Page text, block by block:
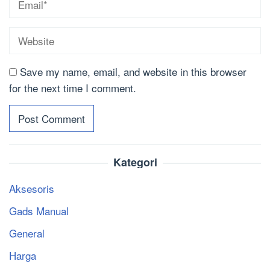
Save my name, email, and website in this browser
for the next time I comment.
Kategori
Aksesoris
Gads Manual
General
Harga